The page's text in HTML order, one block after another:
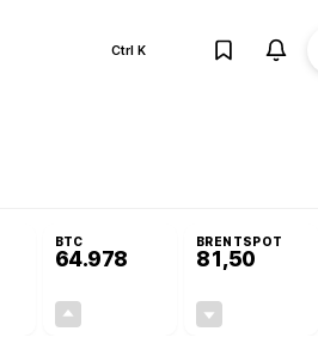
Ctrl K
BTC
64.978
BRENTSPOT
81,50